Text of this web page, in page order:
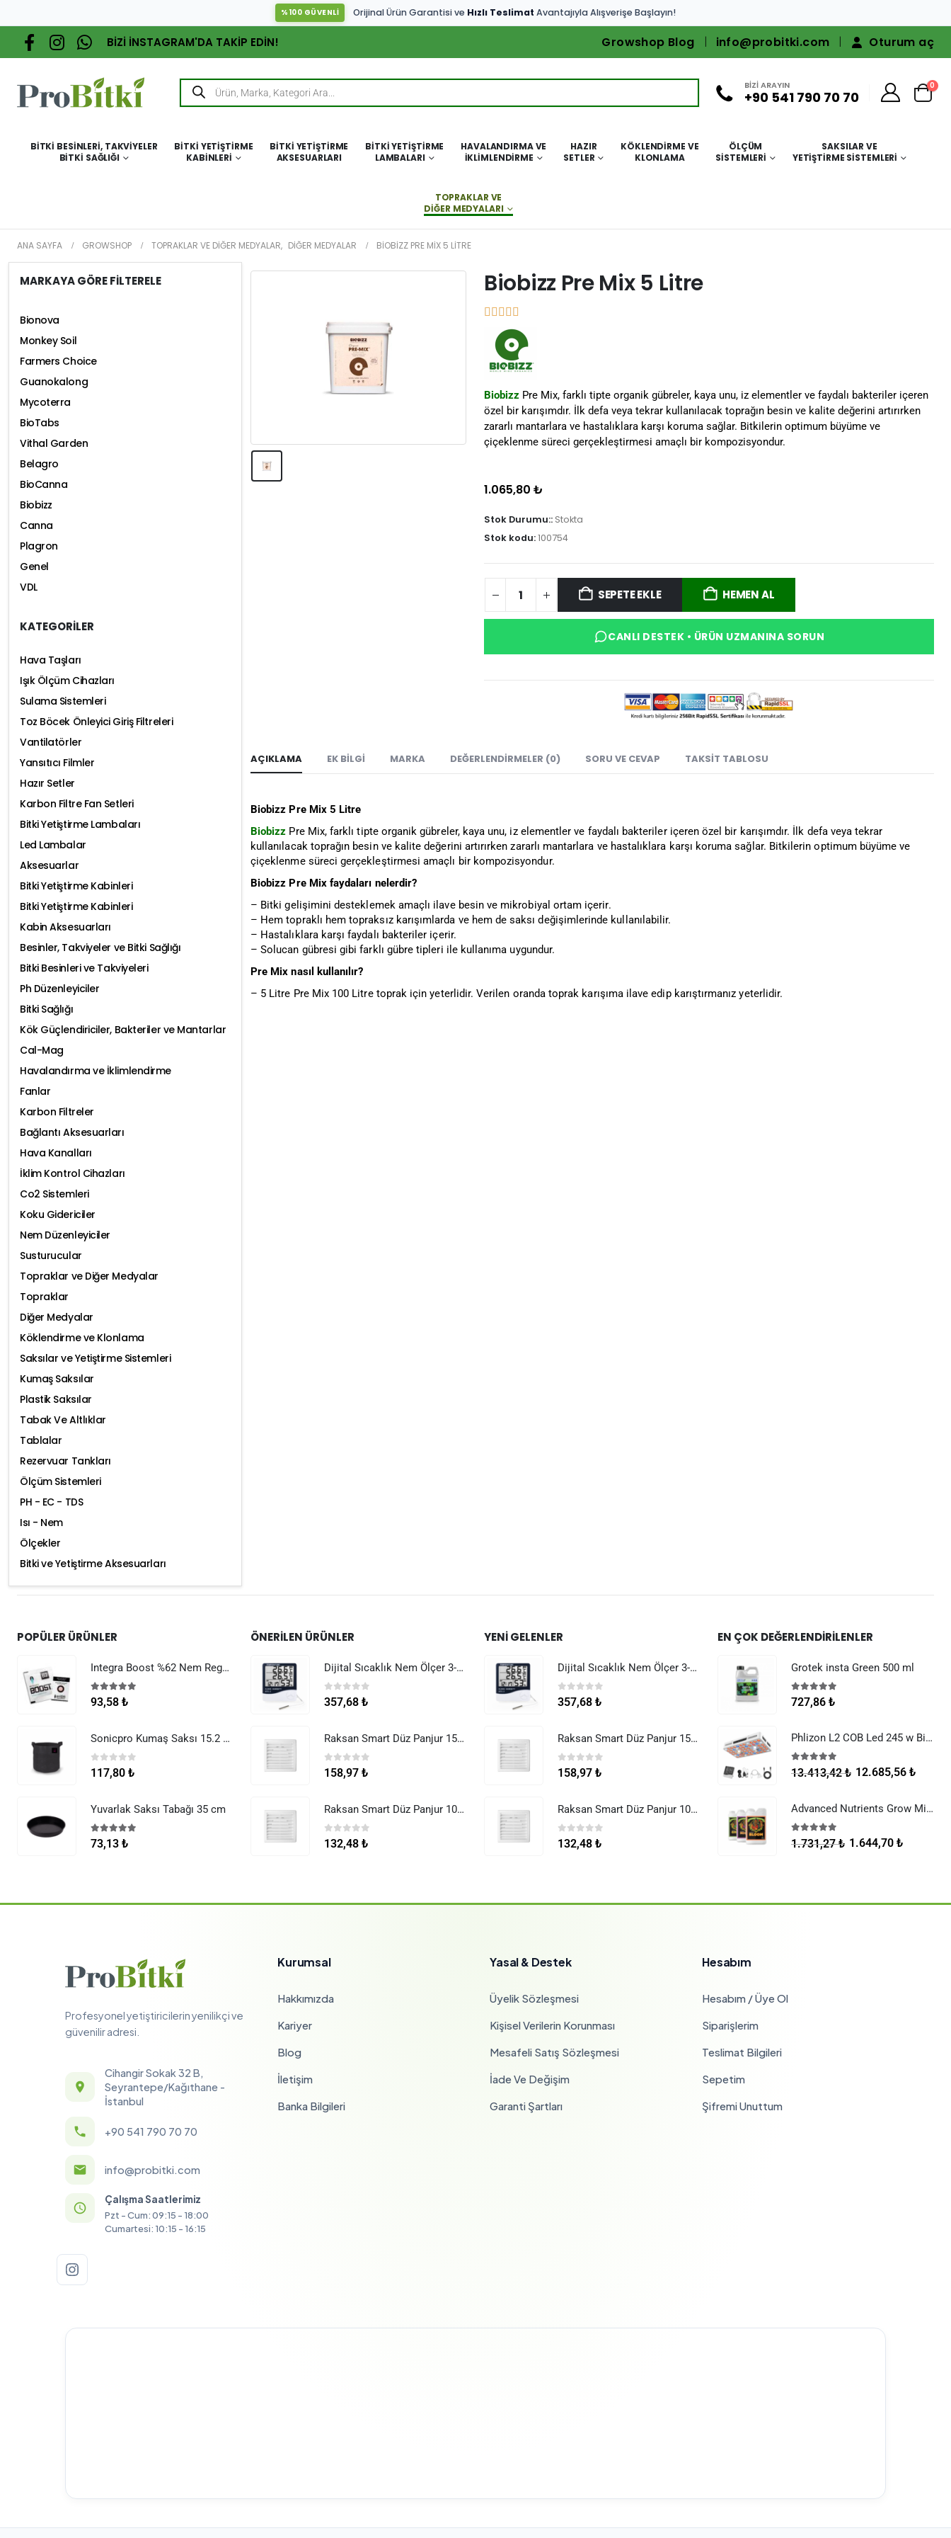
%100 GÜVENLİ Orijinal Ürün Garantisi ve Hızlı Teslimat Avantajıyla Alışverişe Başlayın!
BİZİ İNSTAGRAM'DA TAKİP EDİN! Growshop Blog info@probitki.com Oturum aç
BİZİ ARAYIN
+90 541 790 70 70
0
BITKI BESINLERI, TAKVIYELER
BITKI SAĞLIĞI
BITKI YETIŞTIRME
KABINLERI
BITKI YETIŞTIRME
AKSESUARLARI
BITKI YETIŞTIRME
LAMBALARI
HAVALANDIRMA VE
İKLIMLENDIRME
HAZIR
SETLER
KÖKLENDIRME VE
KLONLAMA
ÖLÇÜM
SISTEMLERI
SAKSILAR VE
YETIŞTIRME SISTEMLERI
TOPRAKLAR VE
DIĞER MEDYALARI
ANA SAYFA GROWSHOP TOPRAKLAR VE DIĞER MEDYALAR, DIĞER MEDYALAR BIOBIZZ PRE MIX 5 LITRE
Biobizz Pre Mix 5 Litre
Biobizz Pre Mix, farklı tipte organik gübreler, kaya unu, iz elementler ve faydalı bakteriler içeren
özel bir karışımdır. İlk defa veya tekrar kullanılacak toprağın besin ve kalite değerini artırırken
zararlı mantarlara ve hastalıklara karşı koruma sağlar. Bitkilerin optimum büyüme ve
çiçeklenme süreci gerçekleştirmesi amaçlı bir kompozisyondur.
1.065,80 ₺
Stok Durumu:: Stokta
Stok kodu:100754
SEPETE EKLE HEMEN AL
CANLI DESTEK • ÜRÜN UZMANINA SORUN
AÇIKLAMA EK BILGI MARKA DEĞERLENDIRMELER (0) SORU VE CEVAP TAKSIT TABLOSU
Biobizz Pre Mix 5 Litre
Biobizz Pre Mix, farklı tipte organik gübreler, kaya unu, iz elementler ve faydalı bakteriler içeren özel bir karışımdır. İlk defa veya tekrar
kullanılacak toprağın besin ve kalite değerini artırırken zararlı mantarlara ve hastalıklara karşı koruma sağlar. Bitkilerin optimum büyüme ve
çiçeklenme süreci gerçekleştirmesi amaçlı bir kompozisyondur.
Biobizz Pre Mix faydaları nelerdir?
– Bitki gelişimini desteklemek amaçlı ilave besin ve mikrobiyal ortam içerir.
– Hem topraklı hem topraksız karışımlarda ve hem de saksı değişimlerinde kullanılabilir.
– Hastalıklara karşı faydalı bakteriler içerir.
– Solucan gübresi gibi farklı gübre tipleri ile kullanıma uygundur.
Pre Mix nasıl kullanılır?
– 5 Litre Pre Mix 100 Litre toprak için yeterlidir. Verilen oranda toprak karışıma ilave edip karıştırmanız yeterlidir.
MARKAYA GÖRE FİLTERELE
Bionova
Monkey Soil
Farmers Choice
Guanokalong
Mycoterra
BioTabs
Vithal Garden
Belagro
BioCanna
Biobizz
Canna
Plagron
Genel
VDL
KATEGORİLER
Hava Taşları
Işık Ölçüm Cihazları
Sulama Sistemleri
Toz Böcek Önleyici Giriş Filtreleri
Vantilatörler
Yansıtıcı Filmler
Hazır Setler
Karbon Filtre Fan Setleri
Bitki Yetiştirme Lambaları
Led Lambalar
Aksesuarlar
Bitki Yetiştirme Kabinleri
Bitki Yetiştirme Kabinleri
Kabin Aksesuarları
Besinler, Takviyeler ve Bitki Sağlığı
Bitki Besinleri ve Takviyeleri
Ph Düzenleyiciler
Bitki Sağlığı
Kök Güçlendiriciler, Bakteriler ve Mantarlar
Cal-Mag
Havalandırma ve İklimlendirme
Fanlar
Karbon Filtreler
Bağlantı Aksesuarları
Hava Kanalları
İklim Kontrol Cihazları
Co2 Sistemleri
Koku Gidericiler
Nem Düzenleyiciler
Susturucular
Topraklar ve Diğer Medyalar
Topraklar
Diğer Medyalar
Köklendirme ve Klonlama
Saksılar ve Yetiştirme Sistemleri
Kumaş Saksılar
Plastik Saksılar
Tabak Ve Altlıklar
Tablalar
Rezervuar Tankları
Ölçüm Sistemleri
PH - EC - TDS
Isı - Nem
Ölçekler
Bitki ve Yetiştirme Aksesuarları
POPÜLER ÜRÜNLER
Integra Boost %62 Nem Regülatörü 8 g
5.005 üzerinden
93,58 ₺
Sonicpro Kumaş Saksı 15.2 Litre (4 Galon)
0 5 üzerinden
117,80 ₺
Yuvarlak Saksı Tabağı 35 cm
5.00 5 üzerinden
73,13 ₺
ÖNERILEN ÜRÜNLER
Dijital Sıcaklık Nem Ölçer 3-1 Sensör Kablolu
05 üzerinden
357,68 ₺
Raksan Smart Düz Panjur 150 mm Sinek Telli
0 5 üzerinden
158,97 ₺
Raksan Smart Düz Panjur 100 mm Sinek Telli
0 5 üzerinden
132,48 ₺
YENI GELENLER
Dijital Sıcaklık Nem Ölçer 3-1 Sensör Kablolu
05 üzerinden
357,68 ₺
Raksan Smart Düz Panjur 150 mm Sinek Telli
0 5 üzerinden
158,97 ₺
Raksan Smart Düz Panjur 100 mm Sinek Telli
0 5 üzerinden
132,48 ₺
EN ÇOK DEĞERLENDIRILENLER
Grotek insta Green 500 ml
5.00 5 üzerinden
727,86 ₺
Phlizon L2 COB Led 245 w Bitki Yetiştirme Lambası
5.00 5 üzerinden
13.413,42₺ 12.685,56 ₺
Advanced Nutrients Grow Micro Bloom 500 ml Set
5.00 5 üzerinden
1.731,27₺ 1.644,70 ₺
Profesyonel yetiştiricilerin yenilikçi ve
güvenilir adresi.
Cihangir Sokak 32 B,
Seyrantepe/Kağıthane -
İstanbul
+90 541 790 70 70
info@probitki.com
Çalışma Saatlerimiz
Pzt - Cum: 09:15 - 18:00
Cumartesi: 10:15 - 16:15
Kurumsal
Hakkımızda
Kariyer
Blog
İletişim
Banka Bilgileri
Yasal & Destek
Üyelik Sözleşmesi
Kişisel Verilerin Korunması
Mesafeli Satış Sözleşmesi
İade Ve Değişim
Garanti Şartları
Hesabım
Hesabım / Üye Ol
Siparişlerim
Teslimat Bilgileri
Sepetim
Şifremi Unuttum